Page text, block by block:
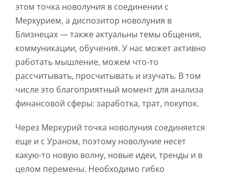
этом точка новолуния в соединении с
Меркурием, а диспозитор новолуния в
Близнецах — также актуальны темы общения,
коммуникации, обучения. У нас может активно
работать мышление, можем что-то
рассчитывать, просчитывать и изучать. В том
числе это благоприятный момент для анализа
финансовой сферы: заработка, трат, покупок.
Через Меркурий точка новолуния соединяется
еще и с Ураном, поэтому новолуние несет
какую-то новую волну, новые идеи, тренды и в
целом перемены. Необходимо гибко